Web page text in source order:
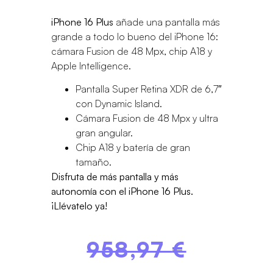
iPhone 16 Plus añade una pantalla más
grande a todo lo bueno del iPhone 16:
cámara Fusion de 48 Mpx, chip A18 y
Apple Intelligence.
Pantalla Super Retina XDR de 6,7″
con Dynamic Island.
Cámara Fusion de 48 Mpx y ultra
gran angular.
Chip A18 y batería de gran
tamaño.
Disfruta de más pantalla y más
autonomía con el iPhone 16 Plus.
¡Llévatelo ya!
958,97€